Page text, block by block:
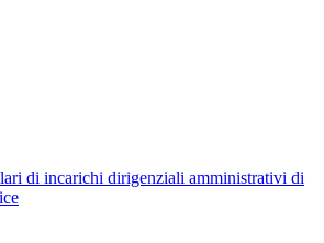
di incarichi dirigenziali amministrativi di